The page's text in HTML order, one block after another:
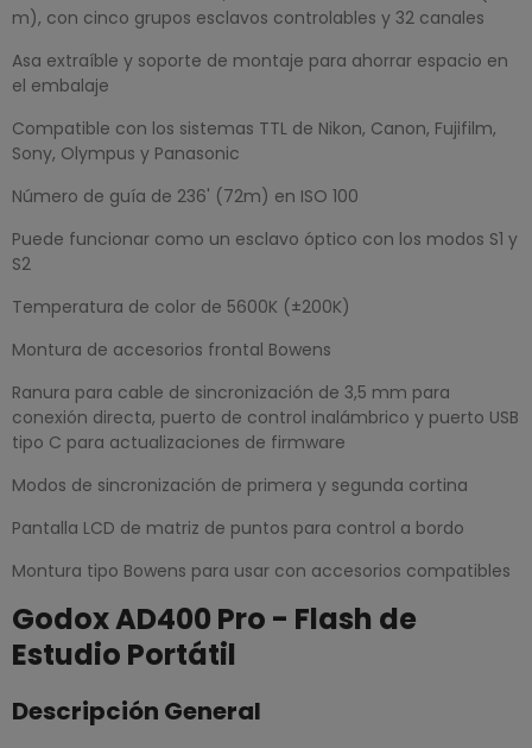
m), con cinco grupos esclavos controlables y 32 canales
Asa extraíble y soporte de montaje para ahorrar espacio en
el embalaje
Compatible con los sistemas TTL de Nikon, Canon, Fujifilm,
Sony, Olympus y Panasonic
Número de guía de 236' (72m) en ISO 100
Puede funcionar como un esclavo óptico con los modos S1 y
S2
Temperatura de color de 5600K (±200K)
Montura de accesorios frontal Bowens
Ranura para cable de sincronización de 3,5 mm para
conexión directa, puerto de control inalámbrico y puerto USB
tipo C para actualizaciones de firmware
Modos de sincronización de primera y segunda cortina
Pantalla LCD de matriz de puntos para control a bordo
Montura tipo Bowens para usar con accesorios compatibles
Godox AD400 Pro - Flash de
Estudio Portátil
Descripción General